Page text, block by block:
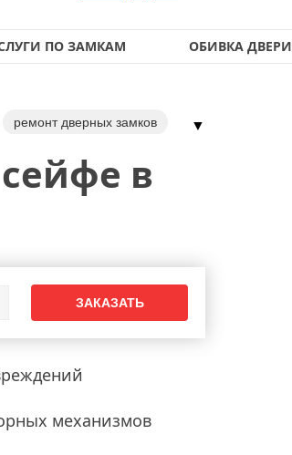
ПО ЗАМКАМ ОБИВКА ДВЕРИ
ремонт дверных замков
металлической двери
обивка дверей
▼
в
механизмов